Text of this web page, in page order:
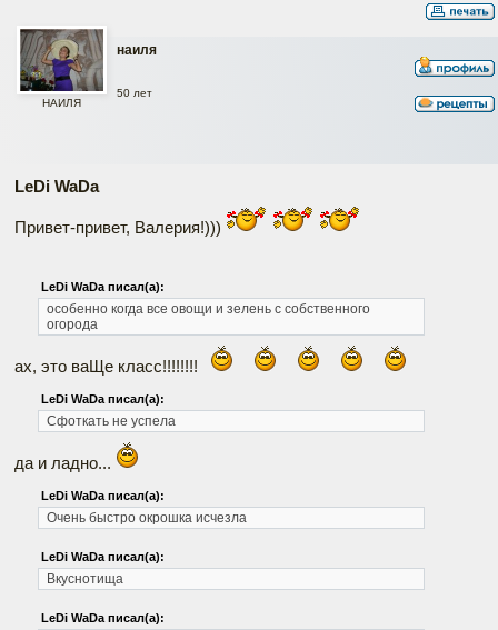
наиля
НАИЛЯ
50 лет
LeDi WaDa
Привет-привет, Валерия!)))
LeDi WaDa писал(а):
особенно когда все овощи и зелень с собственного
огорода
ах, это ваЩе класс!!!!!!!!
LeDi WaDa писал(а):
Сфоткать не успела
да и ладно...
LeDi WaDa писал(а):
Очень быстро окрошка исчезла
LeDi WaDa писал(а):
Вкуснотища
LeDi WaDa писал(а):